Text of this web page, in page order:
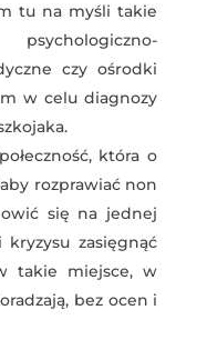
tu na myśli takie
czy ośrodki
w celu diagnozy
która o
rozprawiać non
się na jednej
zasięgnąć
takie miejsce, w
bez ocen i